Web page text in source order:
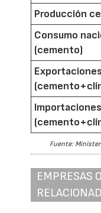
Producción
Consumo
(cemento)
Exportaciones
Importaciones
Fuente:
EMPRESAS